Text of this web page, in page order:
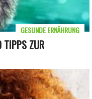
TIPPS ZUR
GESUNDE ERNÄHRUNG